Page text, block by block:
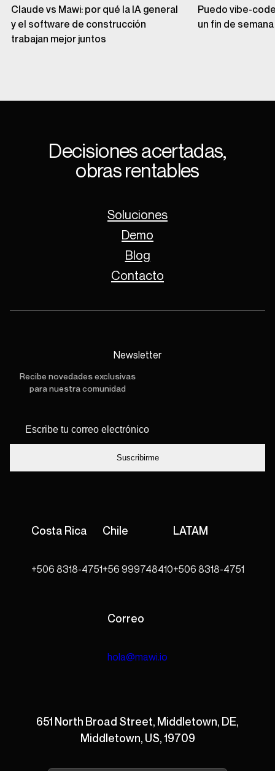
Claude vs Mawi: por qué la IA general
y el software de construcción
trabajan mejor juntos
Puedo vibe-
un fin de semana
Decisiones acertadas,
obras rentables
Newsletter
Recibe novedades exclusivas
para nuestra comunidad
correo
Costa Rica
+506 8318-4751
Chile
+56 999748410
LATAM
+506 8318-4751
Correo
hola@mawi.io
651 North Broad Street, Middletown, DE,
Middletown, US, 19709
Soluciones
Demo
Blog
Contacto